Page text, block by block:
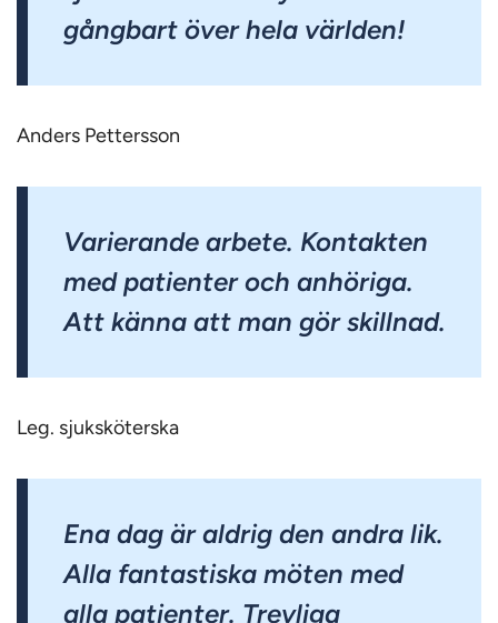
gångbart över hela världen!
Anders Pettersson
Varierande arbete. Kontakten
med patienter och anhöriga.
Att känna att man gör skillnad.
Leg. sjuksköterska
Ena dag är aldrig den andra lik.
Alla fantastiska möten med
alla patienter. Trevliga